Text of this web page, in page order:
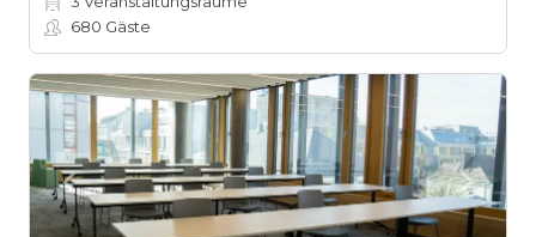
680 Gäste